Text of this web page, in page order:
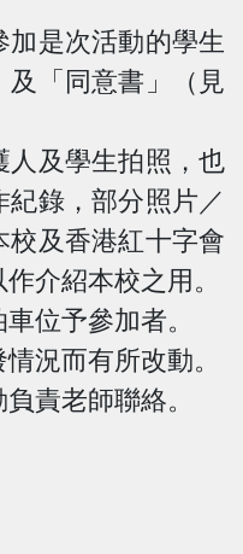
加是次活動的學生
及「同意書」（見
人及學生拍照，也
錄，部分照片／
校及香港紅十字會
介紹本校之用。
位予參加者。
況而有所改動。
責老師聯絡。